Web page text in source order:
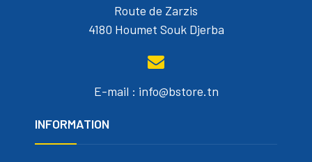
Route de Zarzis
4180 Houmet Souk Djerba
E-mail : info@bstore.tn
INFORMATION